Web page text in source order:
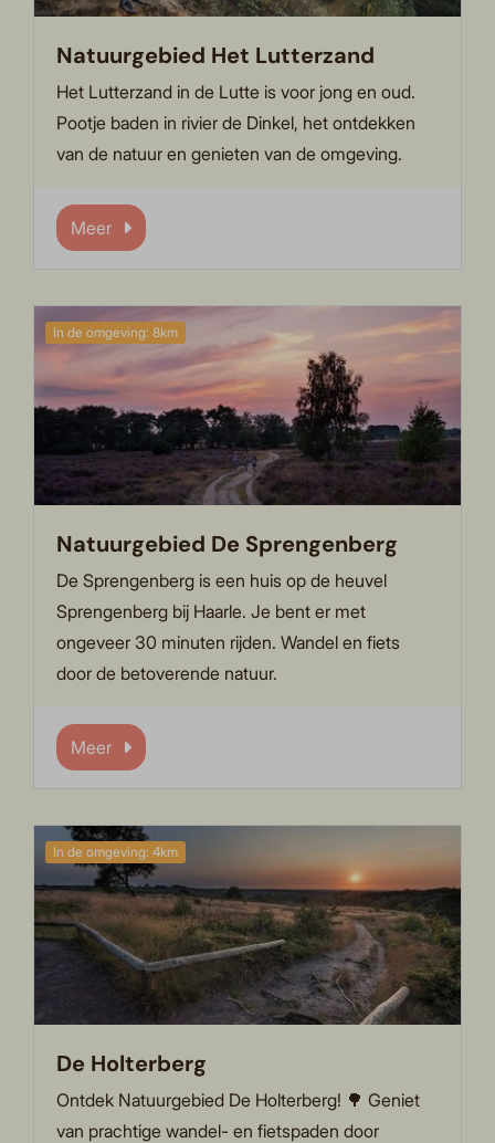
Natuurgebied Het Lutterzand
Het Lutterzand in de Lutte is voor jong en oud.
Pootje baden in rivier de Dinkel, het ontdekken
van de natuur en genieten van de omgeving.
Meer
In de omgeving: 8km
Natuurgebied De Sprengenberg
De Sprengenberg is een huis op de heuvel
Sprengenberg bij Haarle. Je bent er met
ongeveer 30 minuten rijden. Wandel en fiets
door de betoverende natuur.
Meer
In de omgeving: 4km
De Holterberg
Ontdek Natuurgebied De Holterberg! 🌳 Geniet
van prachtige wandel- en fietspaden door